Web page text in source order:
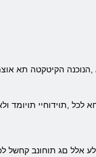
תחא לכל ,תוידוחיי